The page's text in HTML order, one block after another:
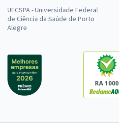
UFCSPA - Universidade Federal
de Ciência da Saúde de Porto
Alegre
RA 1000